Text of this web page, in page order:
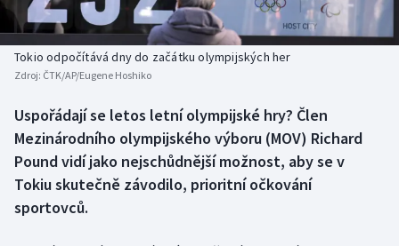
Biatlon
Boby a skeleton
Box
Curling
Aplikace ČT sport
AZ kvíz
Tokio odpočítává dny do začátku olympijských her
Zdroj: ČTK/AP/Eugene Hoshiko
Uspořádají se letos letní olympijské hry? Člen
Mezinárodního olympijského výboru (MOV) Richard
Pound vidí jako nejschůdnější možnost, aby se v
Tokiu skutečně závodilo, prioritní očkování
sportovců.